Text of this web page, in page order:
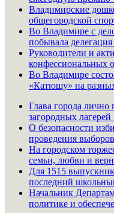
Владимирские
общегородской
Во Владимире с
побывала
Руководители и
конфессиональных
Во Владимире
«Катюшу» на
Глава города лично
загородных лагерей
О безопасности
проведения
На городском
семьи, любви и
Для 1515
последний
Начальник
политике и